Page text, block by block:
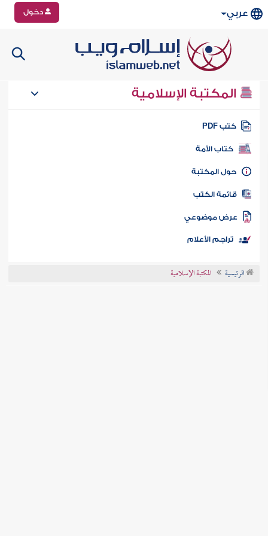
عربي دخول
المكتبة الإسلامية
كتب PDF
كتاب الأمة
المكتبة
الكتب
موضوعي
تراجم الأعلام
الرئيسية المكتبة الإسلامية